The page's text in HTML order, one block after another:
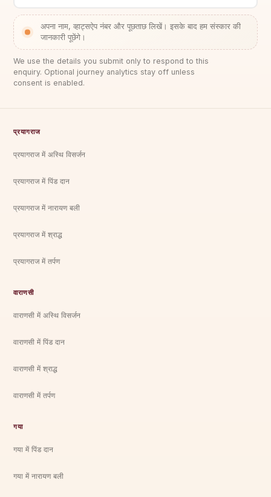
अपना नाम, व्हाट्सऐप नंबर और पूछताछ लिखें। इसके बाद हम संस्कार की
जानकारी पूछेंगे।
We use the details you submit only to respond to this
enquiry. Optional journey analytics stay off unless
consent is enabled.
प्रयागराज
प्रयागराज में अस्थि विसर्जन
प्रयागराज में पिंड दान
प्रयागराज में नारायण बली
प्रयागराज में श्राद्ध
प्रयागराज में तर्पण
वाराणसी
वाराणसी में अस्थि विसर्जन
वाराणसी में पिंड दान
वाराणसी में श्राद्ध
वाराणसी में तर्पण
गया
गया में पिंड दान
गया में नारायण बली